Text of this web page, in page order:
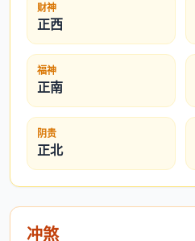
财神
正西
福神
正南
阴贵
正北
冲煞